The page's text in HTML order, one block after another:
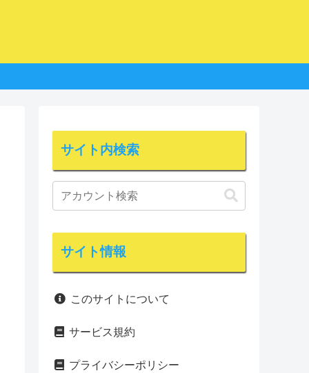
サイト内検索
サイト情報
このサイトについて
サービス規約
プライバシーポリシー